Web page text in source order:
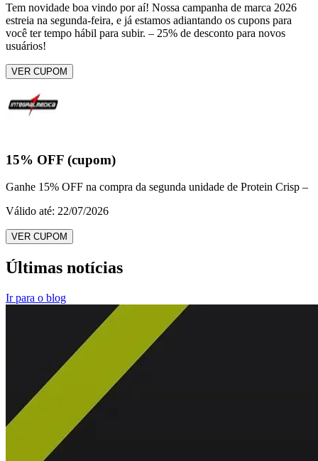
Tem novidade boa vindo por aí! Nossa campanha de marca 2026
estreia na segunda-feira, e já estamos adiantando os cupons para
você ter tempo hábil para subir. – 25% de desconto para novos
usuários!
VER CUPOM
15% OFF (cupom)
Ganhe 15% OFF na compra da segunda unidade de Protein Crisp –
Válido até: 22/07/2026
VER CUPOM
Últimas notícias
Ir para o blog